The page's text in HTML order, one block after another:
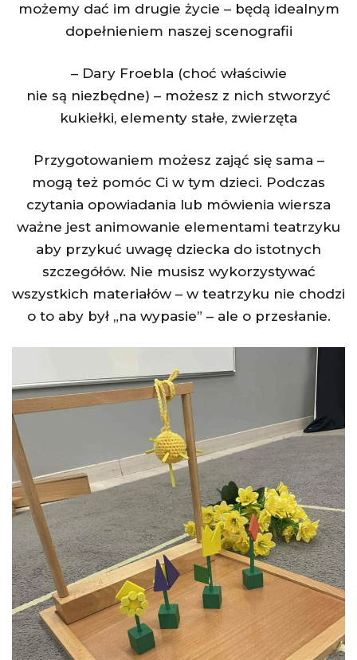
możemy dać im drugie życie – będą idealnym
dopełnieniem naszej scenografii
– Dary Froebla (choć właściwie
nie są niezbędne) – możesz z nich stworzyć
kukiełki, elementy stałe, zwierzęta
Przygotowaniem możesz zająć się sama –
mogą też pomóc Ci w tym dzieci. Podczas
czytania opowiadania lub mówienia wiersza
ważne jest animowanie elementami teatrzyku
aby przykuć uwagę dziecka do istotnych
szczegółów. Nie musisz wykorzystywać
wszystkich materiałów – w teatrzyku nie chodzi
o to aby był „na wypasie” – ale o przesłanie.